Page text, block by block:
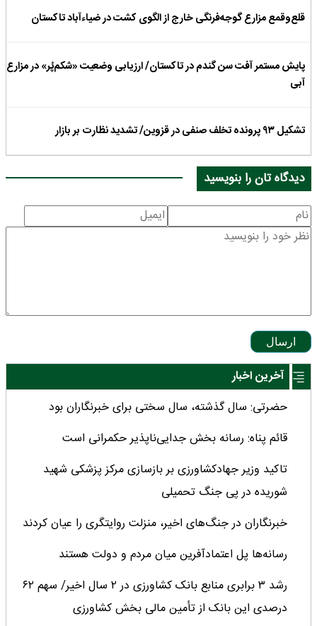
قلع‌وقمع مزارع گوجه‌فرنگی خارج از الگوی کشت در ضیاءآباد تاکستان
پایش مستمر آفت سن گندم در تاکستان/ ارزیابی وضعیت «شکم‌پُر» در مزارع
آبی
تشکیل ۹۳ پرونده تخلف صنفی در قزوین/ تشدید نظارت بر بازار
دیدگاه تان را بنویسید
ارسال
آخرین اخبار
حضرتی: سال گذشته، سال سختی برای خبرنگاران بود
قائم پناه: رسانه بخش جدایی‌ناپذیر حکمرانی است
تاکید وزیر جهادکشاورزی بر بازسازی مرکز پزشکی شهید
شوریده در پی جنگ تحمیلی
خبرنگاران در جنگ‌های اخیر، منزلت روایتگری را عیان کردند
رسانه‌ها پل اعتمادآفرین میان مردم و دولت هستند
رشد ۳ برابری منابع بانک کشاورزی در ۲ سال اخیر/ سهم ۶۲
درصدی این بانک از تأمین مالی بخش کشاورزی